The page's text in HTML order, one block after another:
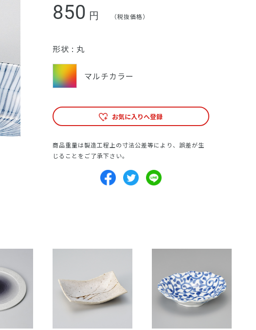
850 円 （税抜価格）
形状 : 丸
マルチカラー
お気に入りへ登録
商品重量は製造工程上の寸法公差等により、誤差が生
じることをご了承下さい。